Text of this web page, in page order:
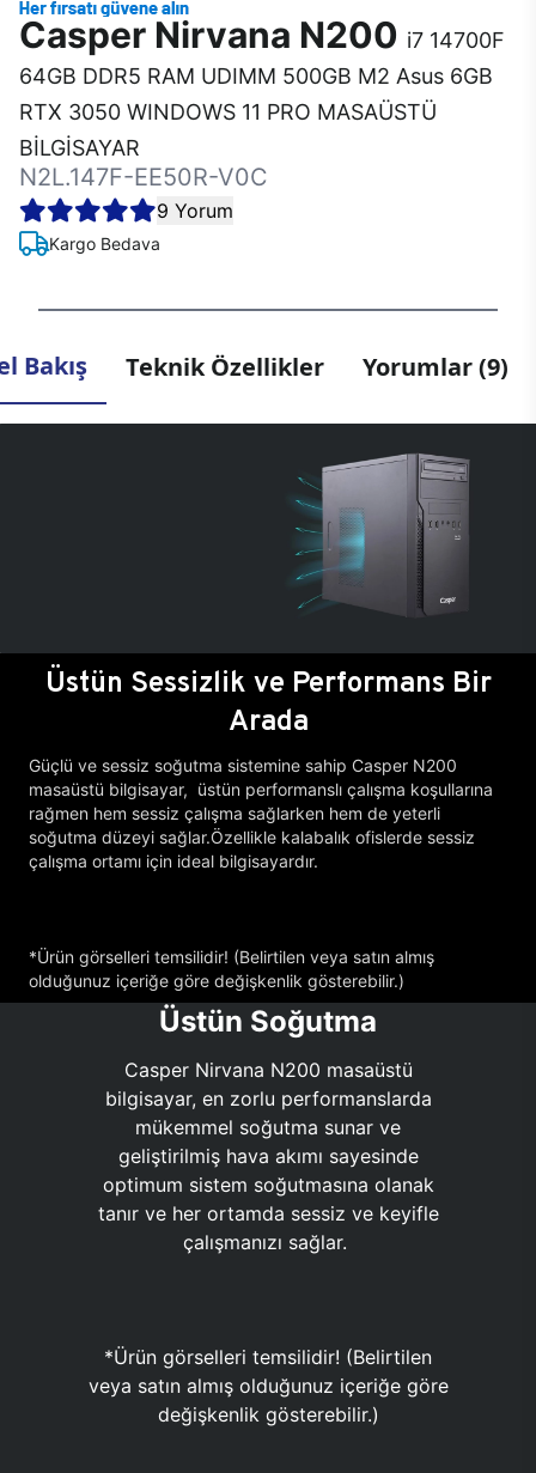
Casper Nirvana N200 i7 14700F
64GB DDR5 RAM UDIMM 500GB M2 Asus 6GB
RTX 3050 WINDOWS 11 PRO MASAÜSTÜ
BİLGİSAYAR
N2L.147F-EE50R-V0C
9 Yorum
Kargo Bedava
Bakış Teknik Özellikler Yorumlar (9)
Üstün Sessizlik ve Performans Bir
Arada
Güçlü ve sessiz soğutma sistemine sahip Casper N200
masaüstü bilgisayar, üstün performanslı çalışma koşullarına
rağmen hem sessiz çalışma sağlarken hem de yeterli
soğutma düzeyi sağlar.Özellikle kalabalık ofislerde sessiz
çalışma ortamı için ideal bilgisayardır.
*Ürün görselleri temsilidir! (Belirtilen veya satın almış
olduğunuz içeriğe göre değişkenlik gösterebilir.)
Üstün Soğutma
Casper Nirvana N200 masaüstü
bilgisayar, en zorlu performanslarda
mükemmel soğutma sunar ve
geliştirilmiş hava akımı sayesinde
optimum sistem soğutmasına olanak
tanır ve her ortamda sessiz ve keyifle
çalışmanızı sağlar.
*Ürün görselleri temsilidir! (Belirtilen
veya satın almış olduğunuz içeriğe göre
değişkenlik gösterebilir.)